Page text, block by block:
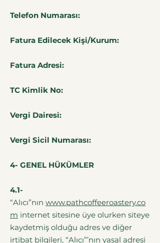
Telefon Numarası:
Fatura Edilecek Kişi/Kurum:
Fatura Adresi:
TC Kimlik No:
Vergi Dairesi:
Vergi Sicil Numarası:
4- GENEL HÜKÜMLER
4.1-
“Alıcı”nın www.pathcoffeeroastery.co
m internet sitesine üye olurken siteye
kaydetmiş olduğu adres ve diğer
irtibat bilgileri, “Alıcı”’nın yasal adresi